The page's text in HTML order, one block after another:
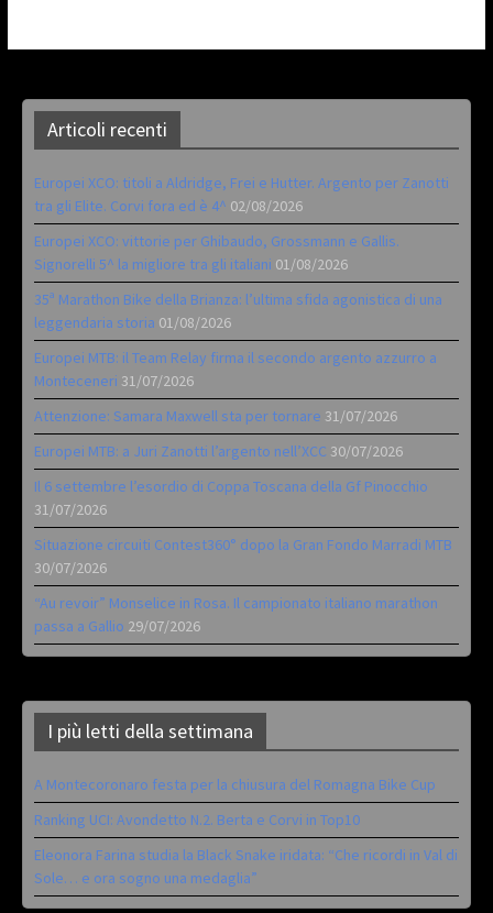
Articoli recenti
Europei XCO: titoli a Aldridge, Frei e Hutter. Argento per Zanotti
tra gli Elite. Corvi fora ed è 4^ 02/08/2026
Europei XCO: vittorie per Ghibaudo, Grossmann e Gallis.
Signorelli 5^ la migliore tra gli italiani 01/08/2026
35ª Marathon Bike della Brianza: l’ultima sfida agonistica di una
leggendaria storia 01/08/2026
Europei MTB: il Team Relay firma il secondo argento azzurro a
Monteceneri 31/07/2026
Attenzione: Samara Maxwell sta per tornare 31/07/2026
Europei MTB: a Juri Zanotti l’argento nell’XCC 30/07/2026
Il 6 settembre l’esordio di Coppa Toscana della Gf Pinocchio
31/07/2026
Situazione circuiti Contest360° dopo la Gran Fondo Marradi MTB
30/07/2026
“Au revoir” Monselice in Rosa. Il campionato italiano marathon
passa a Gallio 29/07/2026
I più letti della settimana
A Montecoronaro festa per la chiusura del Romagna Bike Cup
Ranking UCI: Avondetto N.2. Berta e Corvi in Top10
Eleonora Farina studia la Black Snake iridata: “Che ricordi in Val di
Sole… e ora sogno una medaglia”